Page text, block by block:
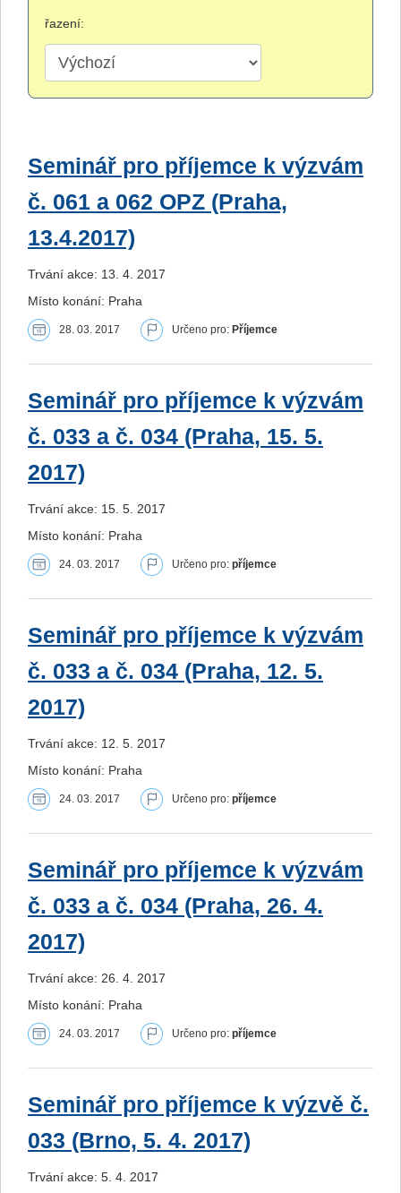
řazení:
Seminář pro příjemce k výzvám
č. 061 a 062 OPZ (Praha,
13.4.2017)
Trvání akce: 13. 4. 2017
Místo konání: Praha
28. 03. 2017 Určeno pro: Příjemce
Seminář pro příjemce k výzvám
č. 033 a č. 034 (Praha, 15. 5.
2017)
Trvání akce: 15. 5. 2017
Místo konání: Praha
24. 03. 2017 Určeno pro: příjemce
Seminář pro příjemce k výzvám
č. 033 a č. 034 (Praha, 12. 5.
2017)
Trvání akce: 12. 5. 2017
Místo konání: Praha
24. 03. 2017 Určeno pro: příjemce
Seminář pro příjemce k výzvám
č. 033 a č. 034 (Praha, 26. 4.
2017)
Trvání akce: 26. 4. 2017
Místo konání: Praha
24. 03. 2017 Určeno pro: příjemce
Seminář pro příjemce k výzvě č.
033 (Brno, 5. 4. 2017)
Trvání akce: 5. 4. 2017